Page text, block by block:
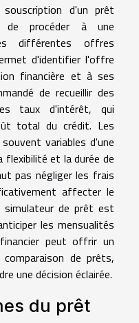
d'un prêt
procéder à une
différentes offres
d'identifier l'offre
financière et à ses
de recueillir des
taux d'intérêt, qui
total du crédit. Les
variables d'une
flexibilité et la durée de
pas négliger les frais
affecter le
de prêt est
les mensualités
peut offrir un
de prêts,
une décision éclairée.
du prêt